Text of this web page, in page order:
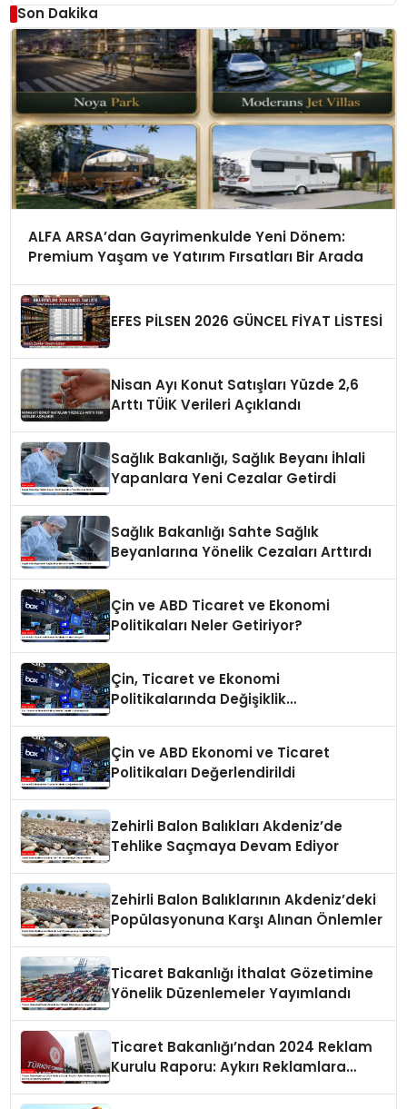
Son Dakika
ALFA ARSA’dan Gayrimenkulde Yeni Dönem:
Premium Yaşam ve Yatırım Fırsatları Bir Arada
EFES PİLSEN 2026 GÜNCEL FİYAT LİSTESİ
Nisan Ayı Konut Satışları Yüzde 2,6
Arttı TÜİK Verileri Açıklandı
Sağlık Bakanlığı, Sağlık Beyanı İhlali
Yapanlara Yeni Cezalar Getirdi
Sağlık Bakanlığı Sahte Sağlık
Beyanlarına Yönelik Cezaları Arttırdı
Çin ve ABD Ticaret ve Ekonomi
Politikaları Neler Getiriyor?
Çin, Ticaret ve Ekonomi
Politikalarında Değişiklik
Çin ve ABD Ekonomi ve Ticaret
Politikaları Değerlendirildi
Zehirli Balon Balıkları Akdeniz’de
Tehlike Saçmaya Devam Ediyor
Zehirli Balon Balıklarının Akdeniz’deki
Popülasyonuna Karşı Alınan Önlemler
Ticaret Bakanlığı İthalat Gözetimine
Yönelik Düzenlemeler Yayımlandı
Ticaret Bakanlığı’ndan 2024 Reklam
Kurulu Raporu: Aykırı Reklamlara